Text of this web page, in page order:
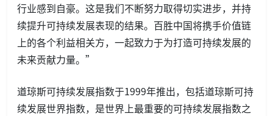
行业感到自豪。这是我们不断努力取得切实进步，并持
续提升可持续发展表现的结果。百胜中国将携手价值链
上的各个利益相关方，一起致力于为打造可持续发展的
未来贡献力量。”
道琼斯可持续发展指数于1999年推出，包括道琼斯可持
续发展世界指数，是世界上最重要的可持续发展指数之